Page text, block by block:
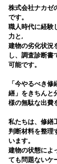
株式会社ナカゼ
です。
職人時代に経験
力と,
建物の劣化状況
し、調査診断書
可能です。
「今やるべき
繕」をきちんと
様の無駄な出費
私たちは、修繕
判断材料を整理
います。
建物の状態によ
ても問題ないケ